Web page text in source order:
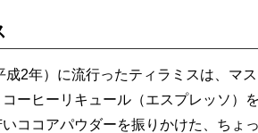
2年）に流行ったティラミスは、マ
ーヒーリキュール（エスプレッソ）
ココアパウダーを振りかけた、ちょ